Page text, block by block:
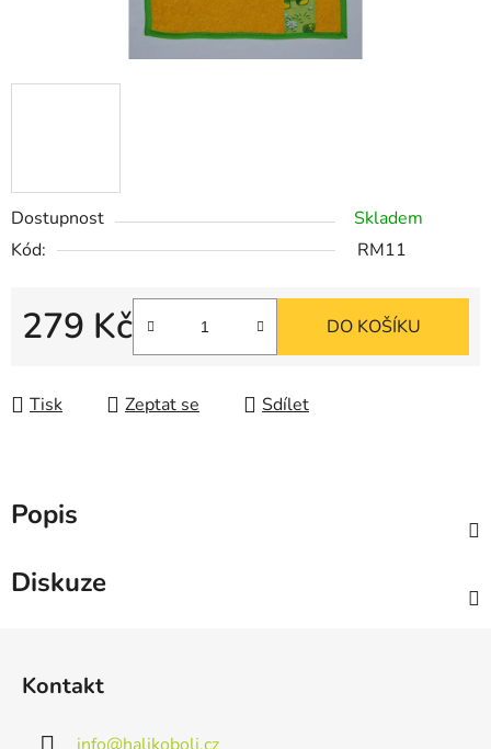
Dostupnost
Skladem
Kód:
RM11
279 Kč DO KOŠÍKU
Tisk Zeptat se Sdílet
Popis
Diskuze
Kontakt